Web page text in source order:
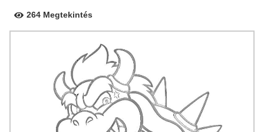
264 Megtekintés